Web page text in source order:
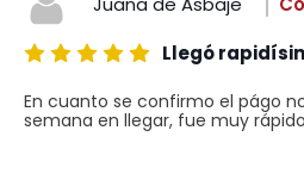
Llegó
En cuanto se confirmo el págo
semana en llegar, fue muy